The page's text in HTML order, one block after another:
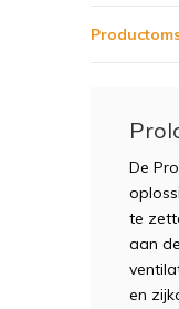
De
oploss
te zet
aan de
ventil
en zijk